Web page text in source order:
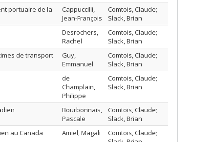
portuaire de la
Cappuccilli,
Jean-François
Comtois, Claude;
Slack, Brian
Desrochers,
Rachel
Comtois, Claude;
Slack, Brian
de transport
Guy,
Emmanuel
Comtois, Claude;
Slack, Brian
de
Champlain,
Philippe
Comtois, Claude;
Slack, Brian
Bourbonnais,
Pascale
Comtois, Claude;
Slack, Brian
au Canada Amiel, Magali
Comtois, Claude;